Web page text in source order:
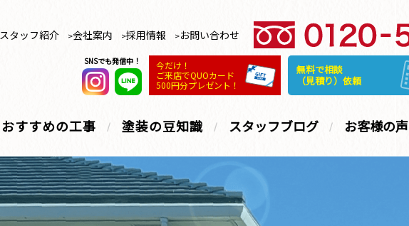
スタッフ紹介 会社案内 採用情報 お問い合わせ
SNSでも発信中！
今だけ！
ご来店でQUOカード
500円分プレゼント！
無料で相談
（見積り）依頼
おすすめの工事 塗装の豆知識 スタッフブログ お客様の声